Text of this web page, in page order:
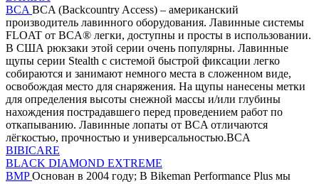
BCA BCA (Backcountry Access) – американский
производитель лавинного оборудования. Лавинные системы
FLOAT от BCA® легки, доступны и просты в использовании.
В США рюкзаки этой серии очень популярны. Лавинные
щупы серии Stealth с системой быстрой фиксации легко
собираются и занимают немного места в сложенном виде,
освобождая место для снаряжения. На щупы нанесены метки
для определения высоты снежной массы и/или глубины
нахождения пострадавшего перед проведением работ по
откапыванию. Лавинные лопаты от BCA отличаются
лёгкостью, прочностью и универсальностью.BCA
BIBICARE
BLACK DIAMOND EXTREME
BMPОснован в 2004 году; В Bikeman Performance Plus мы